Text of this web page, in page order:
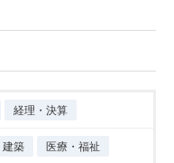
経理・決算
建築
医療・福祉